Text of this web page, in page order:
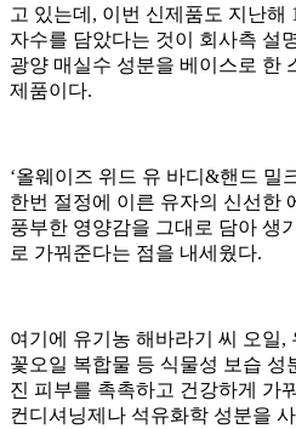
고 있는데, 이번 신제품도 지난해
자수를 담았다는 것이 회사측 설
광양 매실수 성분을 베이스로 한
제품이다.
‘올웨이즈 위드 유 바디&핸드 밀
한번 절정에 이른 유자의 신선한
풍부한 영양감을 그대로 담아 생
로 가꿔준다는 점을 내세웠다.
여기에 유기농 해바라기 씨 오일,
꽃오일 복합물 등 식물성 보습 성
진 피부를 촉촉하고 건강하게 가
컨디셔닝제나 석유화학 성분을